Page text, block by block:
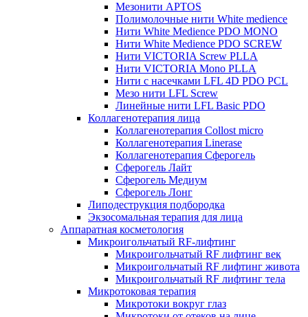
Мезонити APTOS
Полимолочные нити White medience
Нити White Medience PDO MONO
Нити White Medience PDO SCREW
Нити VICTORIA Screw PLLA
Нити VICTORIA Mono PLLA
Нити с насечками LFL 4D PDO PCL
Мезо нити LFL Screw
Линейные нити LFL Basic PDO
Коллагенотерапия лица
Коллагенотерапия Collost micro
Коллагенотерапия Linerase
Коллагенотерапия Сферогель
Сферогель Лайт
Сферогель Медиум
Сферогель Лонг
Липодеструкция подбородка
Экзосомальная терапия для лица
Аппаратная косметология
Микроигольчатый RF-лифтинг
Микроигольчатый RF лифтинг век
Микроигольчатый RF лифтинг живота
Микроигольчатый RF лифтинг тела
Микротоковая терапия
Микротоки вокруг глаз